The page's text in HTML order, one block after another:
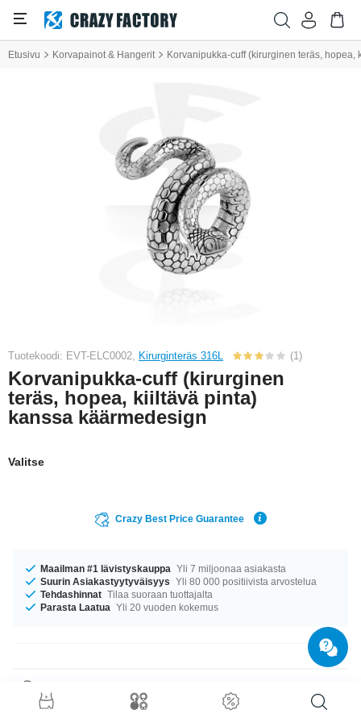
Etusivu Korvapainot & Hangerit Korvanipukka-cuff (kirurginen teräs,
Tuotekoodi: EVT-ELC0002, Kirurginteräs 316L (1)
Korvanipukka-cuff (kirurginen
teräs, hopea, kiiltävä pinta)
kanssa käärmedesign
Valitse
Crazy Best Price Guarantee
Maailman #1 lävistyskauppa Yli 7 miljoonaa asiakasta
Suurin Asiakastyytyväisyys Yli 80 000 positiivista arvostelua
Tehdashinnat Tilaa suoraan tuottajalta
Parasta Laatua Yli 20 vuoden kokemus
Saatavilla koossa 3 mm. supertrendikäs tuote, jota käytät pitkän aikaa!